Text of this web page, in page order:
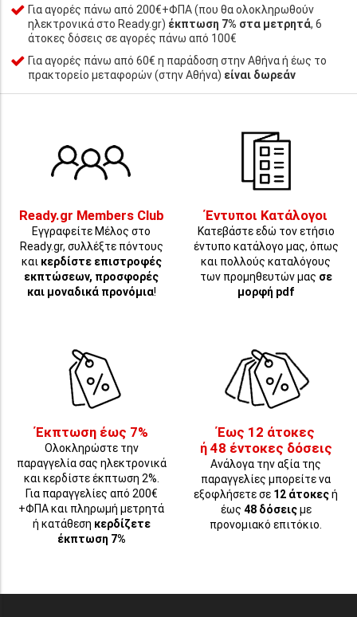
Για αγορές πάνω από 200€+ΦΠΑ (που θα ολοκληρωθούν
ηλεκτρονικά στο Ready.gr) έκπτωση 7% στα μετρητά, 6
άτοκες δόσεις σε αγορές πάνω από 100€
Για αγορές πάνω από 60€ η παράδοση στην Αθήνα ή έως το
πρακτορείο μεταφορών (στην Αθήνα) είναι δωρεάν
Ready.gr Members Club
Εγγραφείτε Μέλος στο
Ready.gr, συλλέξτε πόντους
και κερδίστε επιστροφές
εκπτώσεων, προσφορές
και μοναδικά προνόμια!
Έντυποι Κατάλογοι
Κατεβάστε εδώ τον ετήσιο
έντυπο κατάλογο μας, όπως
και πολλούς καταλόγους
των προμηθευτών μας σε
μορφή pdf
Έκπτωση έως 7%
Ολοκληρώστε την
παραγγελία σας ηλεκτρονικά
και κερδίστε έκπτωση 2%.
Για παραγγελίες από 200€
+ΦΠΑ και πληρωμή μετρητά
ή κατάθεση κερδίζετε
έκπτωση 7%
Έως 12 άτοκες
ή 48 έντοκες δόσεις
Ανάλογα την αξία της
παραγγελίες μπορείτε να
εξοφλήσετε σε 12 άτοκεςή
έως 48 δόσειςμε
προνομιακό επιτόκιο.